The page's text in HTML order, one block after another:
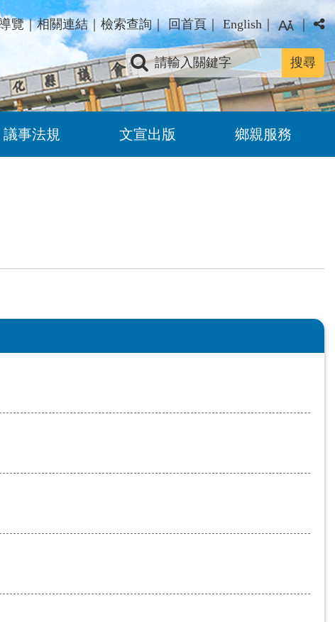
覽｜相關連結 ｜ 檢索查詢｜回首頁｜English ｜ ｜
關鍵字查詢
議事法規 文宣出版 鄉親服務